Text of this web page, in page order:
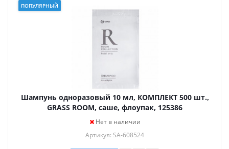
ПОПУЛЯРНЫЙ
Шампунь одноразовый 10 мл, КОМПЛЕКТ 500 шт.,
GRASS ROOM, саше, флоупак, 125386
Нет в наличии
Артикул: SA-608524